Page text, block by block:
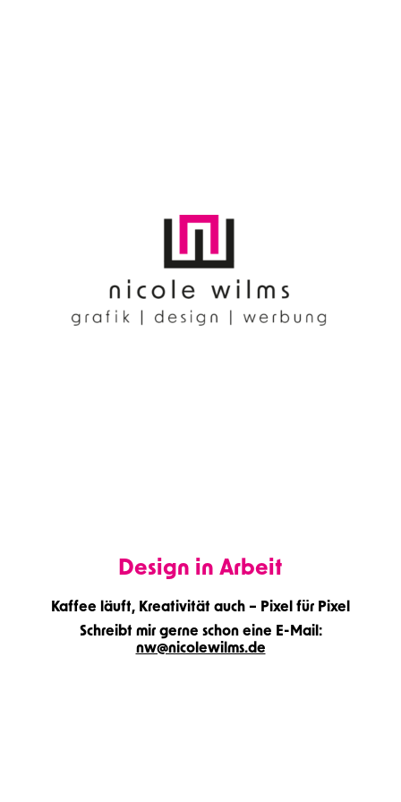
Design in Arbeit
Kaffee läuft, Kreativität auch – Pixel für Pixel
Schreibt mir gerne schon eine E-Mail:
nw@nicolewilms.de